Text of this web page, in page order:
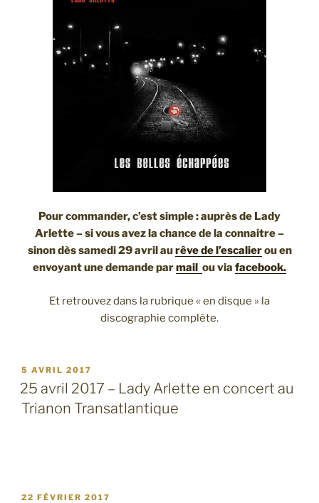
Pour commander, c’est simple : auprès de Lady
Arlette – si vous avez la chance de la connaitre –
sinon dès samedi 29 avril aurêve de l’escalierou en
envoyant une demande parmail ou via facebook.
Et retrouvez dans la rubrique « en disque » la
discographie complète.
PUBLIÉ
LE
5 AVRIL 2017
25 avril 2017 – Lady Arlette en concert au
Trianon Transatlantique
PUBLIÉ
22 FÉVRIER 2017